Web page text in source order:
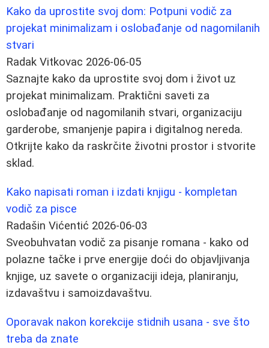
Kako da uprostite svoj dom: Potpuni vodič za
projekat minimalizam i oslobađanje od nagomilanih
stvari
Radak Vitkovac 2026-06-05
Saznajte kako da uprostite svoj dom i život uz
projekat minimalizam. Praktični saveti za
oslobađanje od nagomilanih stvari, organizaciju
garderobe, smanjenje papira i digitalnog nereda.
Otkrijte kako da raskrčite životni prostor i stvorite
sklad.
Kako napisati roman i izdati knjigu - kompletan
vodič za pisce
Radašin Vićentić 2026-06-03
Sveobuhvatan vodič za pisanje romana - kako od
polazne tačke i prve energije doći do objavljivanja
knjige, uz savete o organizaciji ideja, planiranju,
izdavaštvu i samoizdavaštvu.
Oporavak nakon korekcije stidnih usana - sve što
treba da znate